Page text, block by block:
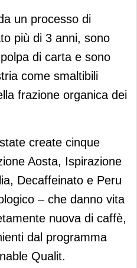
un processo di
più di 3 anni, sono
di carta e sono
come smaltibili
frazione organica dei
create cinque
Aosta, Ispirazione
Decaffeinato e Peru
– che danno vita
nuova di caffè,
dal programma
Qualit.